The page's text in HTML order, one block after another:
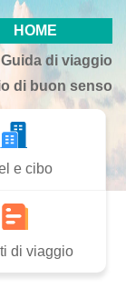
HOME
Guida di viaggio
di buon senso
e cibo
di viaggio